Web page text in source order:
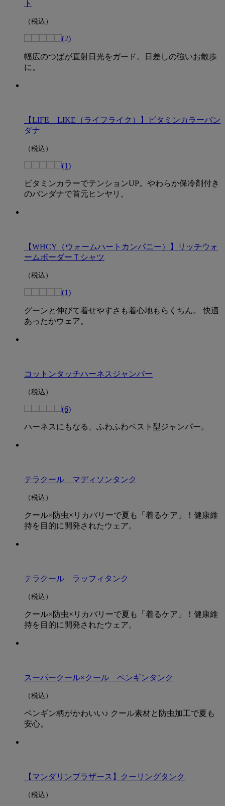
ト
（税込）
(2)
幅広のつばが直射日光をガード。日差しの強いお散歩
に。
【LIFE LIKE（ライフライク）】ビタミンカラーバン
ダナ
（税込）
(1)
ビタミンカラーでテンションUP。やわらか保冷剤付き
のバンダナで首元ヒンヤリ。
【WHCY（ウォームハートカンパニー）】リッチウォ
ームボーダーＴシャツ
（税込）
(1)
グーンと伸びて着せやすさも着心地もらくちん。 快適
あったかウェア。
コットンタッチハーネスジャンパー
（税込）
(6)
ハーネスにもなる、ふわふわベスト型ジャンパー。
テラクール マディソンタンク
（税込）
クール×防虫×リカバリーで夏も「着るケア」！健康維
持を目的に開発されたウェア。
テラクール ラッフィタンク
（税込）
クール×防虫×リカバリーで夏も「着るケア」！健康維
持を目的に開発されたウェア。
スーパークール×クール ペンギンタンク
（税込）
ペンギン柄がかわいい♪ クール素材と防虫加工で夏も
安心。
【マンダリンブラザース】クーリングタンク
（税込）